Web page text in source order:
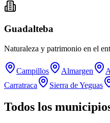
Guadalteba
Naturaleza y patrimonio en el
Campillos Almargen
Carratraca
Sierra de Yeguas
Todos los